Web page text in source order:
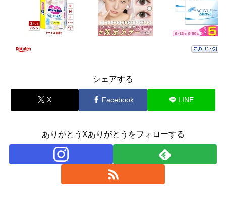
シェアする
X Facebook LINE
ありがとうXありがとうをフォローする